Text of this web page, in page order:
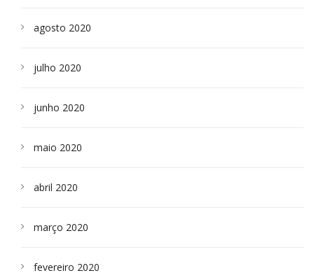
agosto 2020
julho 2020
junho 2020
maio 2020
abril 2020
março 2020
fevereiro 2020